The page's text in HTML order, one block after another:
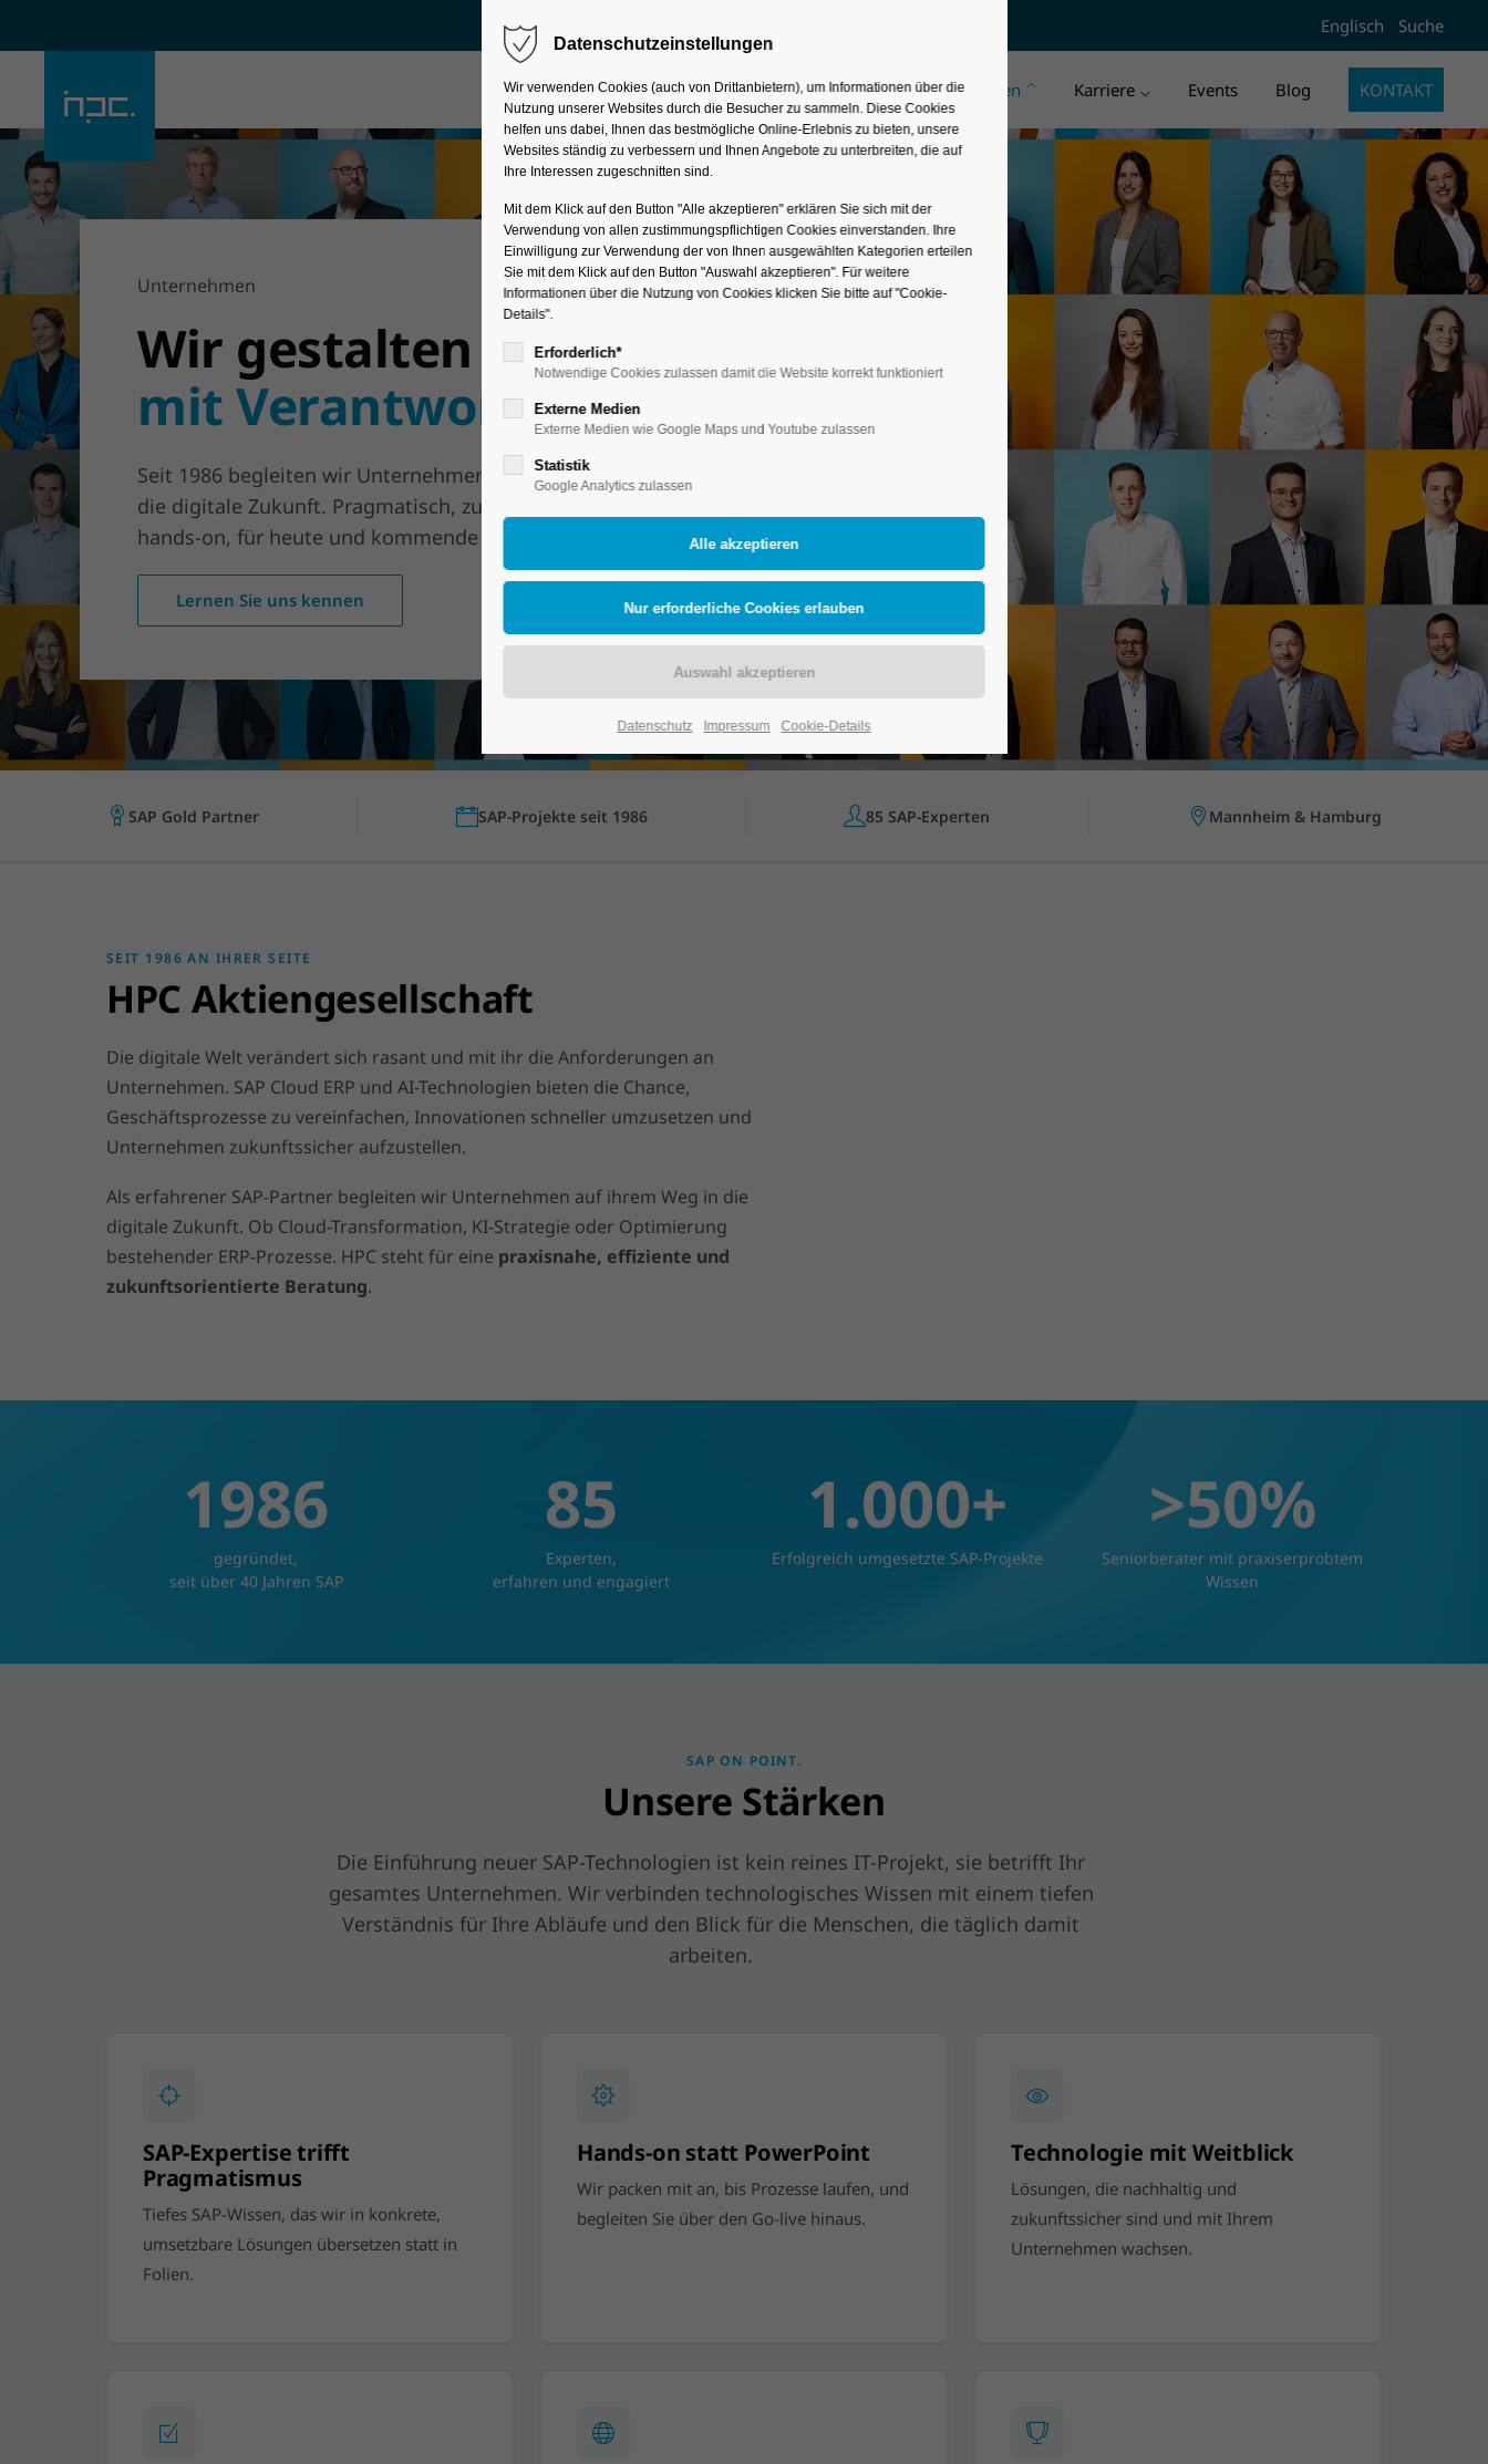
Der Eintrag "offcanvas-col1"
existiert leider nicht.
Der Eintrag "offcanvas-col2"
existiert leider nicht.
Der Eintrag "offcanvas-col3"
existiert leider nicht.
Der Eintrag "offcanvas-col4"
existiert leider nicht.
Englisch Suche
Lösungen Services Branchen Unternehmen Karriere Events Blog KONTAKT
Unternehmen
Wir gestalten SAP
mit Verantwortung
Seit 1986 begleiten wir Unternehmen auf ihrem Weg in
die digitale Zukunft. Pragmatisch, zukunftssicher und
hands-on, für heute und kommende Generationen.
Lernen Sie uns kennen
SAP Gold Partner SAP-Projekte seit 1986 85 SAP-Experten Mannheim & Hamburg
SEIT 1986 AN IHRER SEITE
HPC Aktiengesellschaft
Die digitale Welt verändert sich rasant und mit ihr die Anforderungen an
Unternehmen. SAP Cloud ERP und AI-Technologien bieten die Chance,
Geschäftsprozesse zu vereinfachen, Innovationen schneller umzusetzen und
Unternehmen zukunftssicher aufzustellen.
Als erfahrener SAP-Partner begleiten wir Unternehmen auf ihrem Weg in die
digitale Zukunft. Ob Cloud-Transformation, KI-Strategie oder Optimierung
bestehender ERP-Prozesse. HPC steht für eine praxisnahe, effiziente und
zukunftsorientierte Beratung.
1986
gegründet,
seit über 40 Jahren SAP
85
Experten,
erfahren und engagiert
1.000+
Erfolgreich umgesetzte SAP-Projekte
>50%
Seniorberater mit praxiserprobtem
Wissen
SAP ON POINT.
Unsere Stärken
Die Einführung neuer SAP-Technologien ist kein reines IT-Projekt, sie betrifft Ihr
gesamtes Unternehmen. Wir verbinden technologisches Wissen mit einem tiefen
Verständnis für Ihre Abläufe und den Blick für die Menschen, die täglich damit
arbeiten.
SAP-Expertise trifft
Pragmatismus
Tiefes SAP-Wissen, das wir in konkrete,
umsetzbare Lösungen übersetzen statt in
Folien.
Hands-on statt PowerPoint
Wir packen mit an, bis Prozesse laufen, und
begleiten Sie über den Go-live hinaus.
Technologie mit Weitblick
Lösungen, die nachhaltig und
zukunftssicher sind und mit Ihrem
Unternehmen wachsen.
Datenschutzeinstellungen
Wir verwenden Cookies (auch von Drittanbietern), um Informationen über die
Nutzung unserer Websites durch die Besucher zu sammeln. Diese Cookies
helfen uns dabei, Ihnen das bestmögliche Online-Erlebnis zu bieten, unsere
Websites ständig zu verbessern und Ihnen Angebote zu unterbreiten, die auf
Ihre Interessen zugeschnitten sind.
Mit dem Klick auf den Button "Alle akzeptieren" erklären Sie sich mit der
Verwendung von allen zustimmungspflichtigen Cookies einverstanden. Ihre
Einwilligung zur Verwendung der von Ihnen ausgewählten Kategorien erteilen
Sie mit dem Klick auf den Button "Auswahl akzeptieren". Für weitere
Informationen über die Nutzung von Cookies klicken Sie bitte auf "Cookie-
Details".
Erforderlich*
Notwendige Cookies zulassen damit die Website korrekt funktioniert
Externe Medien
Externe Medien wie Google Maps und Youtube zulassen
Statistik
Google Analytics zulassen
Datenschutz Impressum Cookie-Details